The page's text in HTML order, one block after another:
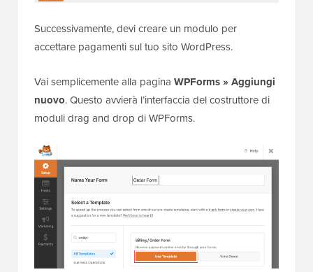
Successivamente, devi creare un modulo per
accettare pagamenti sul tuo sito WordPress.
Vai semplicemente alla pagina WPForms » Aggiungi
nuovo. Questo avvierà l’interfaccia del costruttore di
moduli drag and drop di WPForms.